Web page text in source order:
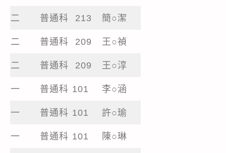
二 普通科 213 簡○潔
二 普通科 209 王○禎
二 普通科 209 王○淳
一 普通科 101 李○涵
一 普通科 101 許○瑜
一 普通科 101 陳○琳